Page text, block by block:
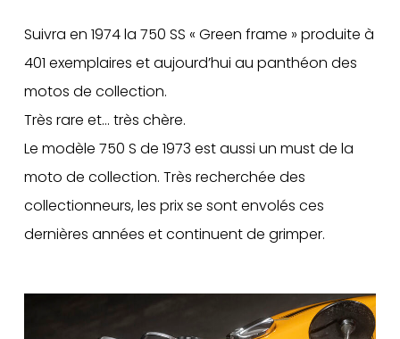
Suivra en 1974 la 750 SS « Green frame » produite à
401 exemplaires et aujourd’hui au panthéon des
motos de collection.
Très rare et… très chère.
Le modèle 750 S de 1973 est aussi un must de la
moto de collection. Très recherchée des
collectionneurs, les prix se sont envolés ces
dernières années et continuent de grimper.